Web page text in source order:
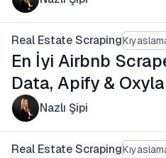
Real Estate Scraping
En İyi Airbnb
Data, Apify &
Nazlı Şipi
Real Estate Scraping